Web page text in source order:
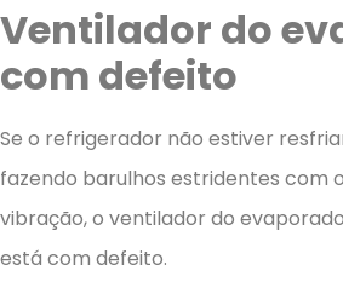
Ventilador do
com defeito
Se o refrigerador não estiver
fazendo barulhos estridentes com
vibração, o ventilador do
está com defeito.